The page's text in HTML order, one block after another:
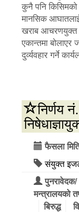
कुनै पनि
मानसिक
खराब आचरणयुक्त
एकान्तमा
दुर्व्यवहार गर्ने
निर्णय
फैसला
संयुक्त
पुनरावेदक/
मन्त्रालयको
बिरुद्ध